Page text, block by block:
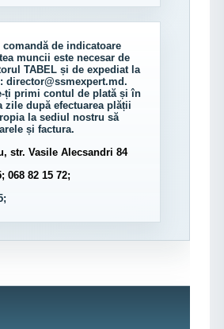
comandă de indicatoare
muncii este necesar de
TABELși de expediat la
director@ssmexpert.md.
ți primi contul de plată și în
zile după efectuarea plății
la sediul nostru să
și factura.
str. Vasile Alecsandri 84
068 82 15 72;